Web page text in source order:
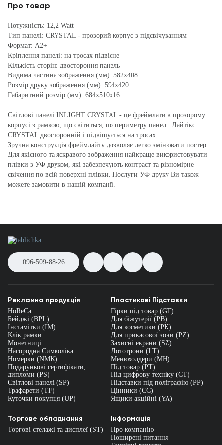
Про товар
Потужність: 12,2 Watt
Тип панелі: CRYSTAL - прозорий корпус з підсвічуванням
Формат: А2+
Кріплення панелі: на тросах підвісне
Кількість сторін: двостороння панель
Видима частина зображення (мм): 582x408
Розмір друку зображення (мм): 594x420
Габаритний розмір (мм): 684x510x16
Світлові панелі INLIGHT CRYSTAL - це фреймлати в прозорому
корпусі з рамкою, що світиться, по периметру панелі. Лайтікс
CRYSTAL двосторонній і підвішується на тросах.
Зручна конструкція фреймлайту дозволяє легко змінювати постер.
Для якісного та яскравого зображення найкраще використовувати
плівки з УФ друком, які забезпечують контраст та рівномірне
свічення по всій поверхні плівки. Послуги УФ друку Ви також
можете замовити в нашій компанії.
096-509-88-26
Рекламна продукція
HoReCa
Бейджі (BPL)
Інстамітки (IM)
Клік рамки
Монетниці
Нагородна Символіка
Номерки (NMK)
Подарункові сертифікати,
дипломи (PS)
Світлові панелі (SP)
Трафарети (TF)
Куточки покупця (UP)
Пластикові Підставки
Гірки під товар (GT)
Для біжутерії (PB)
Для косметики (PK)
Для прикасової зони (PZ)
Захисні екрани (SZ)
Лототрони (LT)
Менюхолдери (MH)
Під товар (PT)
Під цифрову техніку (CT)
Підставки під поліграфію (PP)
Цінники (СС)
Ящики акційні (YA)
Торгове обладнання
Торгові стелажі та дисплеї (ST)
Інформація
Про компанію
Поширені питання